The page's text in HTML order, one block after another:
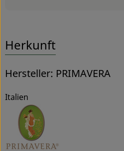
Herkunft
Hersteller: PRIMAVERA
Italien